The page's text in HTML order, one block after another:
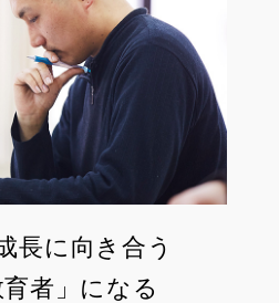
在学生の方
保護者の方
WebClass
WEBパンフレット
長に向き合う
育者」になる